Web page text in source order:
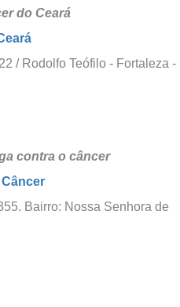
do Ceará
/ Rodolfo Teófilo - Fortaleza -
contra o câncer
Bairro: Nossa Senhora de